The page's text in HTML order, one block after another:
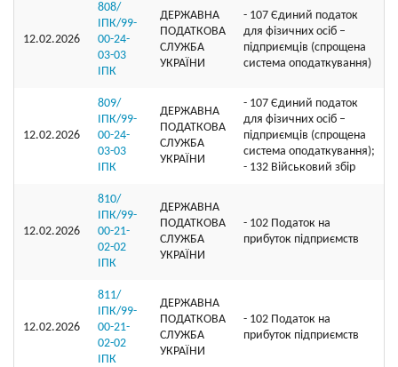
12.02.2026
808/
ІПК/99-
00-24-
03-03
ІПК
ДЕРЖАВНА
ПОДАТКОВА
СЛУЖБА
УКРАЇНИ
- 107 Єдиний податок
для фізичних осіб –
підприємців (спрощена
система оподаткування)
12.02.2026
809/
ІПК/99-
00-24-
03-03
ІПК
ДЕРЖАВНА
ПОДАТКОВА
СЛУЖБА
УКРАЇНИ
- 107 Єдиний податок
для фізичних осіб –
підприємців (спрощена
система оподаткування);
- 132 Військовий збір
12.02.2026
810/
ІПК/99-
00-21-
02-02
ІПК
ДЕРЖАВНА
ПОДАТКОВА
СЛУЖБА
УКРАЇНИ
- 102 Податок на
прибуток підприємств
12.02.2026
811/
ІПК/99-
00-21-
02-02
ІПК
ДЕРЖАВНА
ПОДАТКОВА
СЛУЖБА
УКРАЇНИ
- 102 Податок на
прибуток підприємств